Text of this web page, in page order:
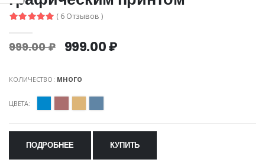
( 6 Отзывов )
999.00 ₽ 999.00 ₽
КОЛИЧЕСТВО: МНОГО
ЦВЕТА:
ПОДРОБНЕЕ КУПИТЬ